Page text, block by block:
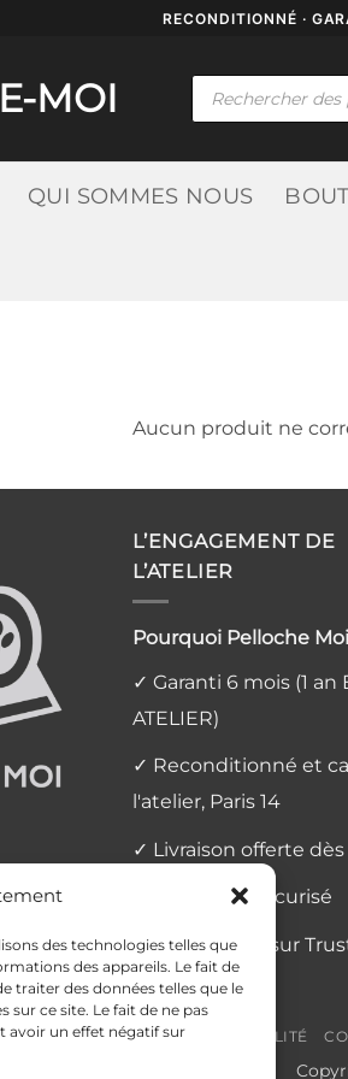
des technologies telles que
des appareils. Le fait de
traiter des données telles que le
ce site. Le fait de ne pas
avoir un effet négatif sur
RECONDITIONNÉ ·
MOI
Recherche
QUI SOMMES NOUS
Aucun produit ne
L’ENGAGEMENT DE
L’ATELIER
Pourquoi Pelloche Moi
✓ Garanti 6 mois (1 an
ATELIER)
✓ Reconditionné et
l'atelier, Paris 14
✓ Livraison offerte
✓ Paiement sécurisé
✓ Avis vérifiés sur
POLITIQUE DE CONFIDENTIALITÉ